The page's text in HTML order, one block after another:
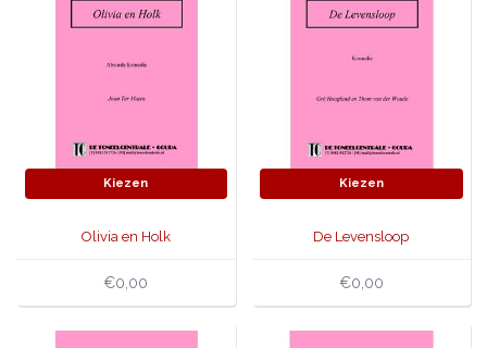
Kiezen
Olivia en Holk
€0,00
Kiezen
De Levensloop
€0,00